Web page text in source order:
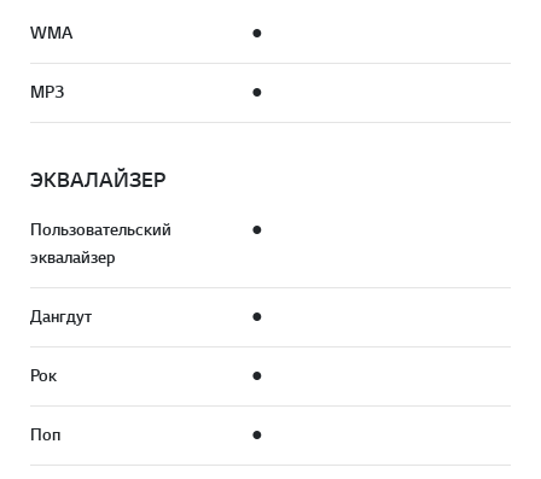
WMA ●
MP3 ●
ЭКВАЛАЙЗЕР
Пользовательский
эквалайзер
●
Дангдут ●
Рок ●
Поп ●